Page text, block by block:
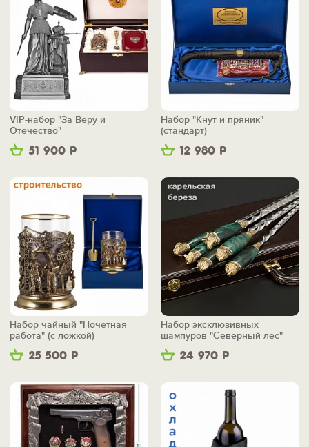
51 900 Р
VIP-набор "За Веру и
Отечество"
12 980 Р
Набор "Кнут и пряник"
(стандарт)
25 500 Р
Набор чайный "Почетная
работа" (с ложкой)
24 970 Р
Набор эксклюзивных
шампуров "Северный лес"